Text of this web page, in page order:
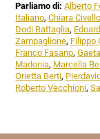
Parliamo di:Alberto
Italiano,Chiara
Dodi Battaglia,
Zampaglione, Filippo
Franco Fasano,
Madonia, Marcella
Orietta Berti,
Roberto Vecchioni,